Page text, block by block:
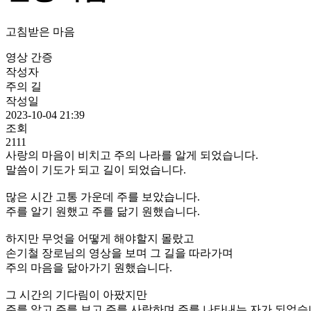
고침받은 마음
영상 간증
작성자
주의 길
작성일
2023-10-04 21:39
조회
2111
사랑의 마음이 비치고 주의 나라를 알게 되었습니다.
말씀이 기도가 되고 길이 되었습니다.
많은 시간 고통 가운데 주를 보았습니다.
주를 알기 원했고 주를 닮기 원했습니다.
하지만 무엇을 어떻게 해야할지 몰랐고
손기철 장로님의 영상을 보며 그 길을 따라가며
주의 마음을 닮아가기 원했습니다.
그 시간의 기다림이 아팠지만